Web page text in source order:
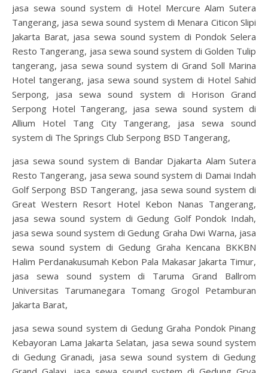
jasa sewa sound system di Hotel Mercure Alam Sutera
Tangerang, jasa sewa sound system di Menara Citicon Slipi
Jakarta Barat, jasa sewa sound system di Pondok Selera
Resto Tangerang, jasa sewa sound system di Golden Tulip
tangerang, jasa sewa sound system di Grand Soll Marina
Hotel tangerang, jasa sewa sound system di Hotel Sahid
Serpong, jasa sewa sound system di Horison Grand
Serpong Hotel Tangerang, jasa sewa sound system di
Allium Hotel Tang City Tangerang, jasa sewa sound
system di The Springs Club Serpong BSD Tangerang,
jasa sewa sound system di Bandar Djakarta Alam Sutera
Resto Tangerang, jasa sewa sound system di Damai Indah
Golf Serpong BSD Tangerang, jasa sewa sound system di
Great Western Resort Hotel Kebon Nanas Tangerang,
jasa sewa sound system di Gedung Golf Pondok Indah,
jasa sewa sound system di Gedung Graha Dwi Warna, jasa
sewa sound system di Gedung Graha Kencana BKKBN
Halim Perdanakusumah Kebon Pala Makasar Jakarta Timur,
jasa sewa sound system di Taruma Grand Ballrom
Universitas Tarumanegara Tomang Grogol Petamburan
Jakarta Barat,
jasa sewa sound system di Gedung Graha Pondok Pinang
Kebayoran Lama Jakarta Selatan, jasa sewa sound system
di Gedung Granadi, jasa sewa sound system di Gedung